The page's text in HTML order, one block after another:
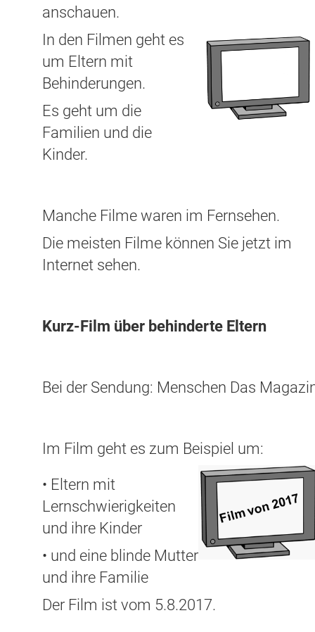
anschauen.
In den Filmen geht es
um Eltern mit
Behinderungen.
Es geht um die
Familien und die
Kinder.
Manche Filme waren im Fernsehen.
Die meisten Filme können Sie jetzt im
Internet sehen.
Kurz-Film über behinderte Eltern
Bei der Sendung: Menschen Das
Im Film geht es zum Beispiel um:
• Eltern mit
Lernschwierigkeiten
und ihre Kinder
• und eine blinde Mutter
und ihre Familie
Der Film ist vom 5.8.2017.